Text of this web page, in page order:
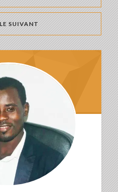
SUIVANT